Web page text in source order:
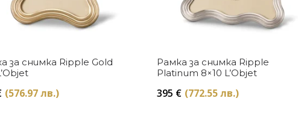
Купи
за снимка Ripple Gold
(576.97 лв.)
Купи
Рамка за снимка Ripple
Platinum 8×10 L’Objet
395 € (772.55 лв.)